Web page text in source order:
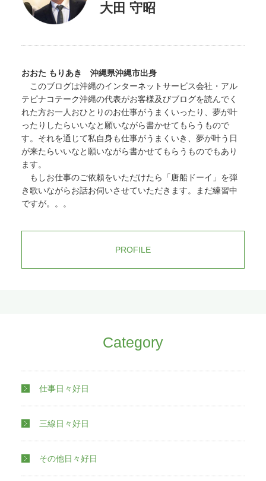
大田 守昭
おおた もりあき 沖縄県沖縄市出身
このブログは沖縄のインターネットサービス会社・アル
テピナコテーク沖縄の代表がお客様及びブログを読んでく
れた方お一人おひとりのお仕事がうまくいったり、夢が叶
ったりしたらいいなと願いながら書かせてもらうもので
す。それを通じて私自身も仕事がうまくいき、夢が叶う日
が来たらいいなと願いながら書かせてもらうものでもあり
ます。
もしお仕事のご依頼をいただけたら「唐船ドーイ」を弾
き歌いながらお話お伺いさせていただきます。まだ練習中
ですが。。。
PROFILE
Category
仕事日々好日
三線日々好日
その他日々好日